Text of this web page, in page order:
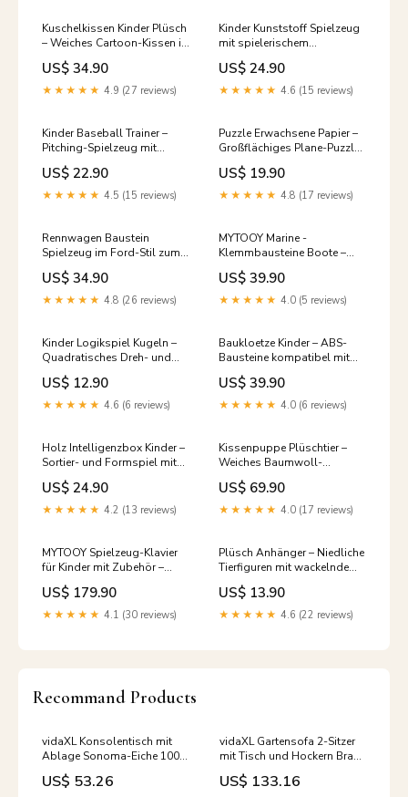
Kuschelkissen Kinder Plüsch
– Weiches Cartoon-Kissen in
verschiedenen Größen
Size:60cm
US$ 34.90
★★★★★ 4.9 (27 reviews)
Kinder Kunststoff Spielzeug
mit spielerischem
Schnappmechanismus
Farbe:Beißspielzeug
Niedlicher Hund 85107A
US$ 24.90
★★★★★ 4.6 (15 reviews)
Kinder Baseball Trainer –
Pitching-Spielzeug mit
Schläger und Bällen Rassel
US$ 22.90
★★★★★ 4.5 (15 reviews)
Puzzle Erwachsene Papier –
Großflächiges Plane-Puzzle
50×75 cm Kinder Bausteine
Set
US$ 19.90
★★★★★ 4.8 (17 reviews)
Rennwagen Baustein
Spielzeug im Ford-Stil zum
kreativen Bauen format:Ford
Focus RSRX
US$ 34.90
★★★★★ 4.8 (26 reviews)
MYTOOY Marine -
Klemmbausteine Boote –
Kreatives Bauset für kleine
Kapitäne papier puzzle
kinder
US$ 39.90
★★★★★ 4.0 (5 reviews)
Kinder Logikspiel Kugeln –
Quadratisches Dreh- und
Konzentrationsspielzeug
baukl
US$ 12.90
★★★★★ 4.6 (6 reviews)
Baukloetze Kinder – ABS-
Bausteine kompatibel mit
bekannten Stecksystemen
Color:Red
US$ 39.90
★★★★★ 4.0 (6 reviews)
Holz Intelligenzbox Kinder –
Sortier- und Formspiel mit
0–38 Bausteinen
Color:Forged wood
US$ 24.90
★★★★★ 4.2 (13 reviews)
Kissenpuppe Plüschtier –
Weiches Baumwoll-
Kuscheltier in vielen Größen
Interaktive Plüschpuppe
US$ 69.90
★★★★★ 4.0 (17 reviews)
MYTOOY Spielzeug-Klavier
für Kinder mit Zubehör –
Musikalischer Spielspaß für
Kinder Variante:E
US$ 179.90
★★★★★ 4.1 (30 reviews)
Plüsch Anhänger – Niedliche
Tierfiguren mit wackelndem
Schwanz oder Flügeln
Color:Black Wagging Tail
Giant Panda
US$ 13.90
★★★★★ 4.6 (22 reviews)
Recommand Products
vidaXL Konsolentisch mit
Ablage Sonoma-Eiche 100 x
29 x 75 cm Holzwerkstoff
ENGWE
US$ 53.26
vidaXL Gartensofa 2-Sitzer
mit Tisch und Hockern Braun
Poly Rattan Color:Beige
US$ 133.16